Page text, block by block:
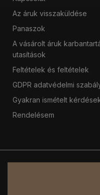
Az áruk visszaküldése
Panaszok
A vásárolt áruk
utasítások
Feltételek és feltételek
GDPR adatvédelmi
Gyakran ismételt
Rendelésem